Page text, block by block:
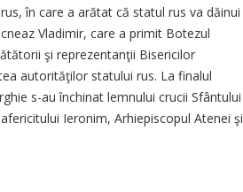
în care a arătat că statul rus va dăinui
Vladimir, care a primit Botezul
şi reprezentanţii Bisericilor
autorităţilor statului rus. La finalul
s-au închinat lemnului crucii Sfântului
Ieronim, Arhiepiscopul Atenei şi